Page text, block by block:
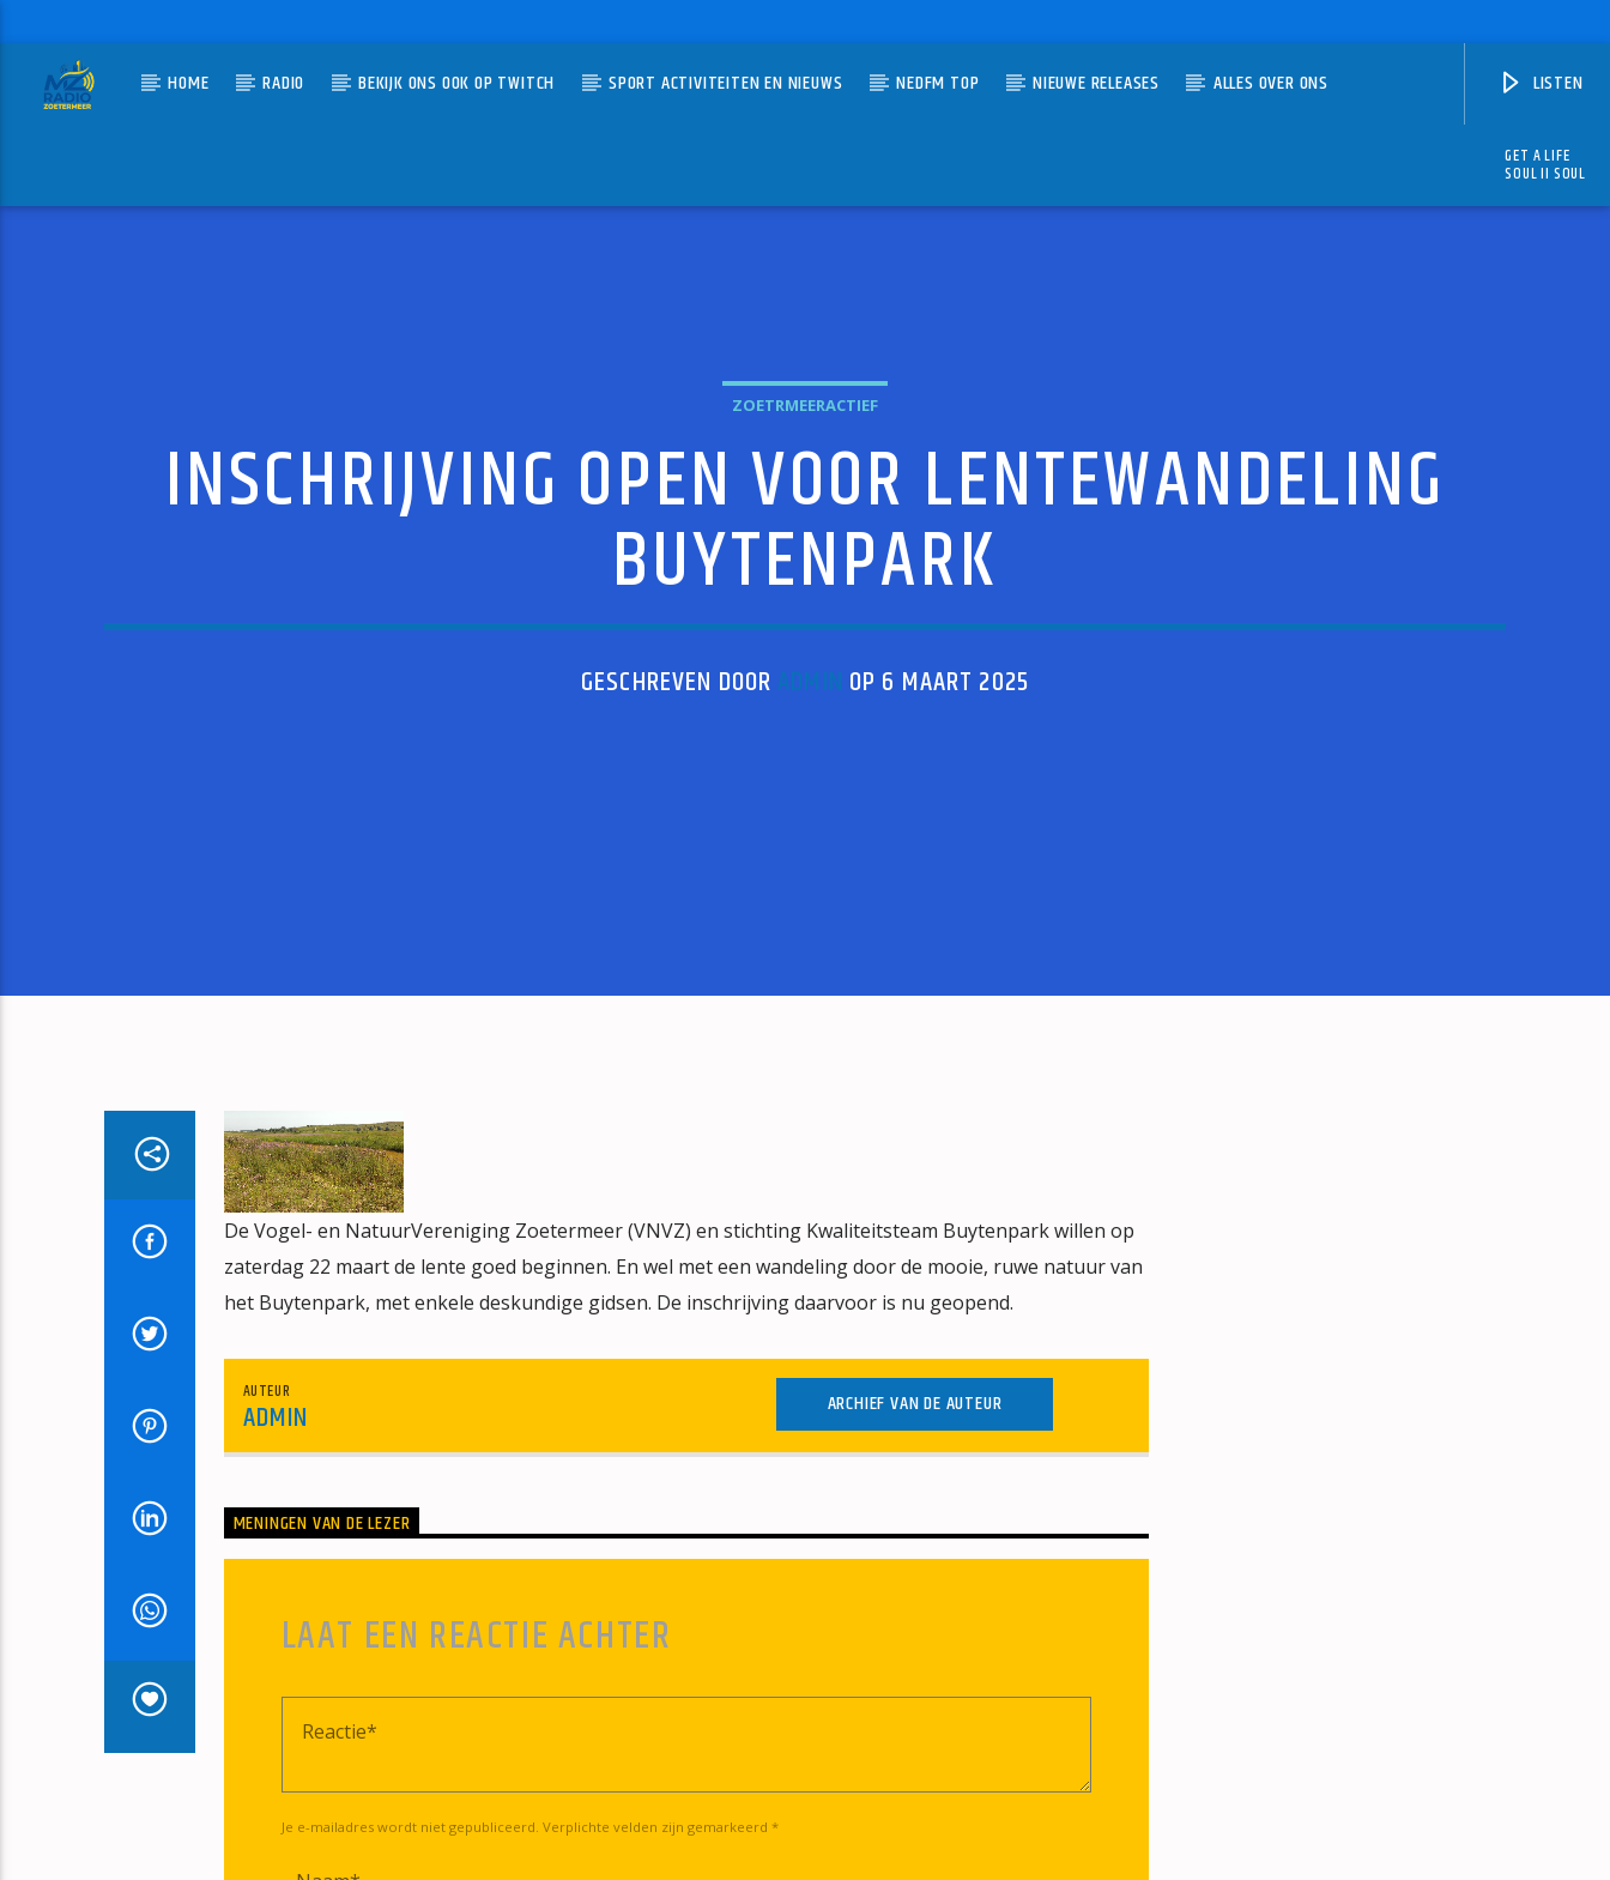
HOME RADIO BEKIJK ONS OOK OP TWITCH SPORT ACTIVITEITEN EN NIEUWS NEDFM TOP NIEUWE RELEASES ALLES OVER ONS LISTEN
GET A LIFE
SOUL II SOUL
ZOETRMEERACTIEF
INSCHRIJVING OPEN VOOR LENTEWANDELING
BUYTENPARK
GESCHREVEN DOOR ADMIN OP 6 MAART 2025
De Vogel- en NatuurVereniging Zoetermeer (VNVZ) en stichting Kwaliteitsteam Buytenpark willen op
zaterdag 22 maart de lente goed beginnen. En wel met een wandeling door de mooie, ruwe natuur van
het Buytenpark, met enkele deskundige gidsen. De inschrijving daarvoor is nu geopend.
AUTEUR
ADMIN ARCHIEF VAN DE AUTEUR
MENINGEN VAN DE LEZER
LAAT EEN REACTIE ACHTER
Je e-mailadres wordt niet gepubliceerd. Verplichte velden zijn gemarkeerd *